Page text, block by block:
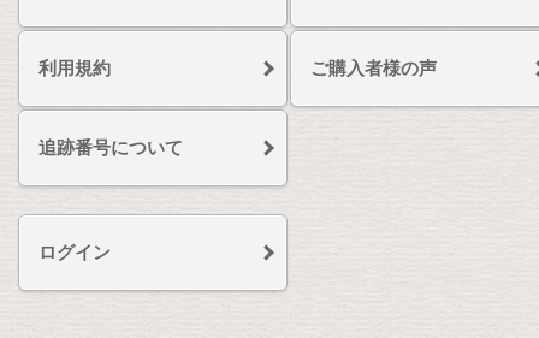
利用規約 ご購入者様の声
追跡番号について
ログイン